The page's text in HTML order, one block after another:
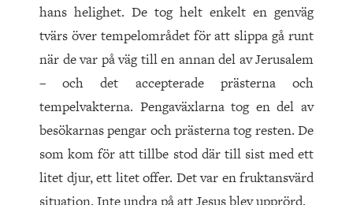
hans helighet. De tog helt enkelt en genväg
tvärs över tempelområdet för att slippa gå runt
när de var på väg till en annan del av Jerusalem
– och det accepterade prästerna och
tempelvakterna. Pengaväxlarna tog en del av
besökarnas pengar och prästerna tog resten. De
som kom för att tillbe stod där till sist med ett
litet djur, ett litet offer. Det var en fruktansvärd